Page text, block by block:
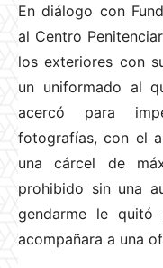
En diálogo con
al Centro
los exteriores con
un uniformado al
acercó para
fotografías, con el
una cárcel de
prohibido sin una
gendarme le
acompañara a una